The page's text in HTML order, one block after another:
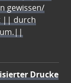
gewissen/
|| durch
Drucke